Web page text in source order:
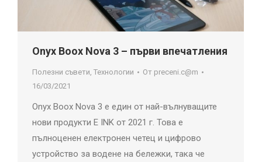
Onyx Boox Nova 3 – първи впечатления
Полезни съвети, Технологии От preceni.c@m
16/03/2021
Onyx Boox Nova 3 е един от най-вълнуващите
нови продукти E INK от 2021 г. Това е
пълноценен електронен четец и цифрово
устройство за водене на бележки, така че